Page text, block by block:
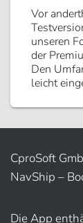
Vor
unseren
der
Den
leicht
CproSoft
NavShip –
Die App